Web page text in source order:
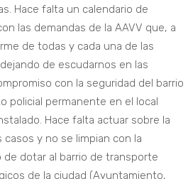
Hace falta un calendario de
las demandas de la AAVV que, a
de todas y cada una de las
de escudarnos en las
con la seguridad del barrio
policial permanente en el local
Hace falta actuar sobre la
y no se limpian con la
dotar al barrio de transporte
de la ciudad (Ayuntamiento,